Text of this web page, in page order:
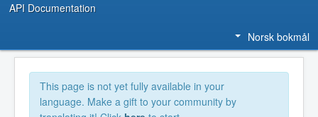
API Documentation
Norsk bokmål
This page is not yet fully available in your
language. Make a gift to your community by